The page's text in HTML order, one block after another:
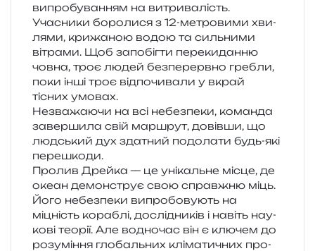
випро­бу­ва­н­ням на витри­ва­лість.
Учасники боро­ли­ся з 12-метро­ви­ми хви­
ля­ми, кри­жа­ною водою та силь­ни­ми
вітра­ми. Щоб запо­біг­ти пере­ки­дан­ню
човна, троє людей без­пе­рерв­но гре­бли,
поки інші троє від­по­чи­ва­ли у вкрай
тісних умовах.
Незважаючи на всі небез­пе­ки, коман­да
завер­ши­ла свій мар­шрут, довів­ши, що
люд­ський дух зда­тний подо­ла­ти будь-які
перешкоди.
Пролив Дрейка — це уні­каль­не місце, де
океан демон­струє свою справ­жню міць.
Його небез­пе­ки випро­бо­ву­ють на
міцність кора­блі, дослі­дни­ків і навіть нау­
ко­ві тео­рії. Але водно­час він є клю­чем до
розу­мі­н­ня гло­баль­них клі­ма­ти­чних про­